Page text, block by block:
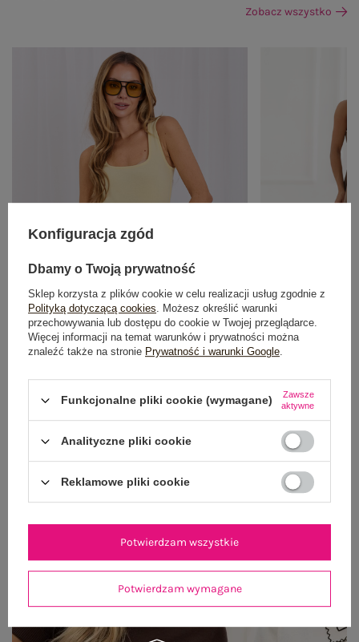
Zobacz wszystko
54,99 zł
S/ML/XL
Konfiguracja zgód
Dbamy o Twoją prywatność
Sklep korzysta z plików cookie w celu realizacji usług zgodnie z
Polityką dotyczącą cookies. Możesz określić warunki
przechowywania lub dostępu do cookie w Twojej przeglądarce.
Więcej informacji na temat warunków i prywatności można
znaleźć także na stronie Prywatność i warunki Google.
Funkcjonalne pliki cookie (wymagane)
Zawsze
aktywne
Analityczne pliki cookie
Reklamowe pliki cookie
Potwierdzam wymagane
Potwierdzam wszystkie